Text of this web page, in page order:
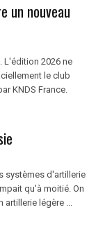
un nouveau
L'édition 2026 ne
le club
KNDS France.
systèmes d'artillerie
qu'à moitié. On
artillerie légère ...